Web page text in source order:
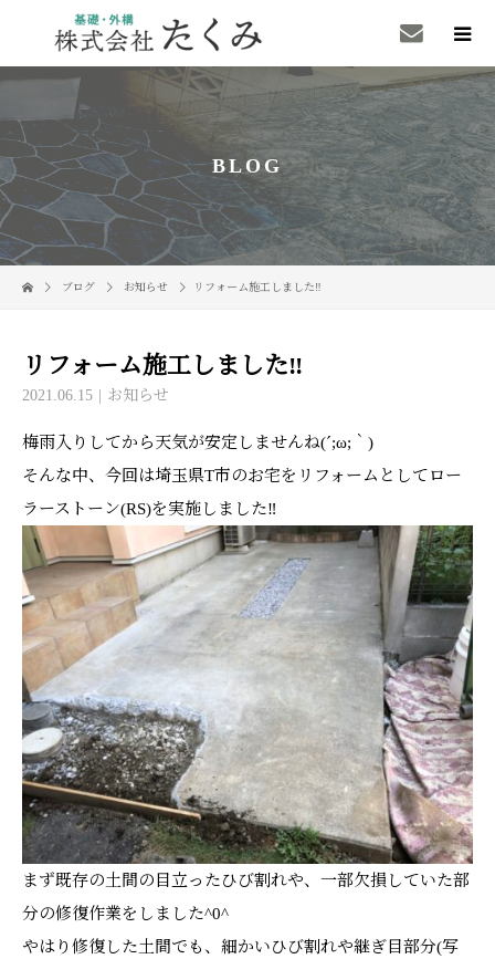
BLOG
ブログ お知らせ リフォーム施工しました‼
リフォーム施工しました‼
2021.06.15 お知らせ
梅雨入りしてから天気が安定しませんね(´;ω;｀)
そんな中、今回は埼玉県T市のお宅をリフォームとしてロー
ラーストーン(RS)を実施しました‼
まず既存の土間の目立ったひび割れや、一部欠損していた部
分の修復作業をしました^0^
やはり修復した土間でも、細かいひび割れや継ぎ目部分(写